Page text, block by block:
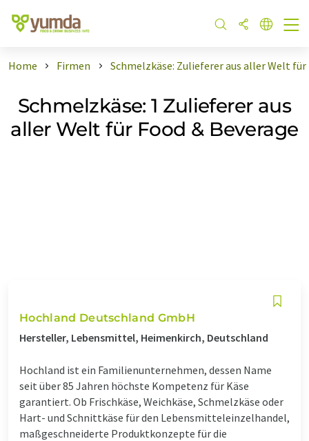
Home Firmen Schmelzkäse: Zulieferer aus aller Welt für
Schmelzkäse: 1 Zulieferer aus
aller Welt für Food & Beverage
Hochland Deutschland GmbH
Hersteller, Lebensmittel, Heimenkirch, Deutschland
Hochland ist ein Familienunternehmen, dessen Name
seit über 85 Jahren höchste Kompetenz für Käse
garantiert. Ob Frischkäse, Weichkäse, Schmelzkäse oder
Hart- und Schnittkäse für den Lebensmitteleinzelhandel,
maßgeschneiderte Produktkonzepte für die